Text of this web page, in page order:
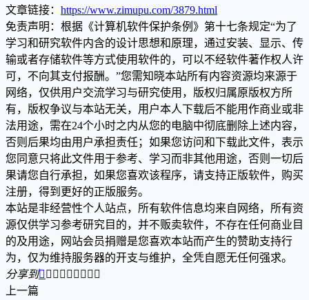
文章链接： https://www.zimupu.com/3879.html
免责声明：根据《计算机软件保护条例》第十七条规定“为了
学习和研究软件内含的设计思想和原理，通过安装、显示、传
输或者存储软件等方式使用软件的，可以不经软件著作权人许
可，不向其支付报酬。”您需知晓本站所有内容资源均来源于
网络，仅供用户交流学习与研究使用，版权归属原版权方所
有，版权争议与本站无关，用户本人下载后不能用作商业或非
法用途，需在24个小时之内从您的电脑中彻底删除上述内容，
否则后果均由用户承担责任；如果您访问和下载此文件，表示
您同意只将此文件用于参考、学习而非其他用途，否则一切后
果请您自行承担，如果您喜欢该程序，请支持正版软件，购买
注册，得到更好的正版服务。
本站是非经营性个人站点，所有软件信息均来自网络，所有资
源仅供学习参考研究目的，并不贩卖软件，不存在任何商业目
的及用途，网站会员捐赠是您喜欢本站而产生的赞助支持行
为，仅为维持服务器的开支与维护，全凭自愿无任何强求。
分享到        
上一篇